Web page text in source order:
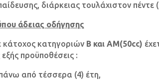
διάρκειας τουλάχιστον
άδειας οδήγησης
κάτοχος κατηγοριών Β και ΑΜ(50cc)
προϋποθέσεις :
από τέσσερα (4) έτη,